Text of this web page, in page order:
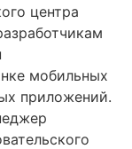
центра
мобильных
приложений.